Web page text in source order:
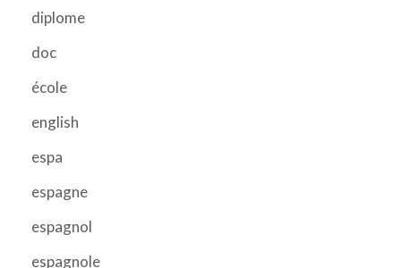
diplome
doc
école
english
espa
espagne
espagnol
espagnole